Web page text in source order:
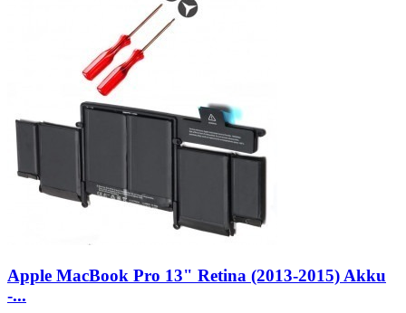
Apple MacBook Pro 13" Retina (2013-2015) Akku
-...